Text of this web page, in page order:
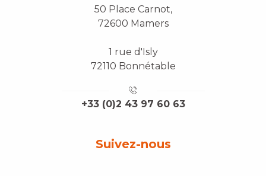
50 Place Carnot,
72600 Mamers
1 rue d'Isly
72110 Bonnétable
+33 (0)2 43 97 60 63
Suivez-nous